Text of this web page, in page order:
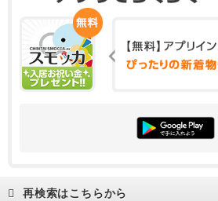
再検索はこちらから